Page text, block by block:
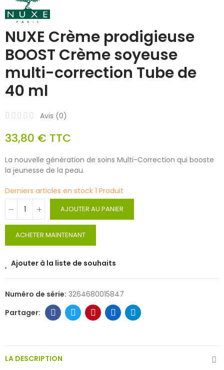
NUXE Crème prodigieuse
BOOST Crème soyeuse
multi-correction Tube de
40 ml
Avis (0)
33,80 € TTC
La nouvelle génération de soins Multi-Correction qui booste
la jeunesse de la peau.
Derniers articles en stock 1 Produit
AJOUTER AU PANIER
ACHETER MAINTENANT
Ajouter à la liste de souhaits
Numéro de série: 3264680015847
LA DESCRIPTION